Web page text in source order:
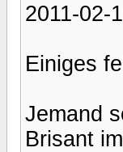
2011-02-
Einiges
Jemand
Brisant